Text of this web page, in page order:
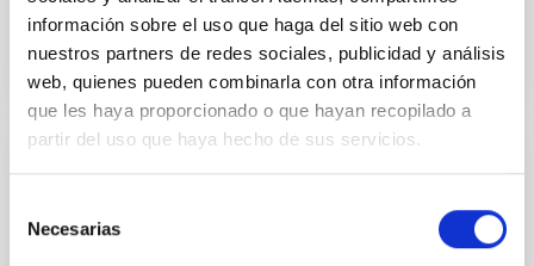
información sobre el uso que haga del sitio web con
nuestros partners de redes sociales, publicidad y análisis
web, quienes pueden combinarla con otra información
que les haya proporcionado o que hayan recopilado a
partir del uso que haya hecho de sus servicios.
Necesarias
PUBLICACIÓN
Rotation of Solar Analogs Crossmatching